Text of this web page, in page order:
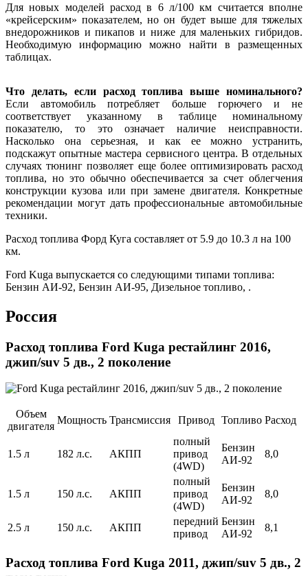
Для новых моделей расход в 6 л/100 км считается вполне
«крейсерским» показателем, но он будет выше для тяжелых
внедорожников и пикапов и ниже для маленьких гибридов.
Необходимую информацию можно найти в размещенных
таблицах.
Что делать, если расход топлива выше номинального?
Если автомобиль потребляет больше горючего и не
соответствует указанному в таблице номинальному
показателю, то это означает наличие неисправности.
Насколько она серьезная, и как ее можно устранить,
подскажут опытные мастера сервисного центра. В отдельных
случаях тюнинг позволяет еще более оптимизировать расход
топлива, но это обычно обеспечивается за счет облегчения
конструкции кузова или при замене двигателя. Конкретные
рекомендации могут дать профессиональные автомобильные
техники.
Расход топлива Форд Куга составляет от 5.9 до 10.3 л на 100
км.
Ford Kuga выпускается со следующими типами топлива:
Бензин АИ-92, Бензин АИ-95, Дизельное топливо, .
Россия
Расход топлива Ford Kuga рестайлинг 2016,
джип/suv 5 дв., 2 поколение
Объем
двигателя
Мощность Трансмиссия Привод Топливо Расход
1.5 л 182 л.с. АКПП
полный
привод
(4WD)
Бензин
АИ-92
8,0
1.5 л 150 л.с. АКПП
полный
привод
(4WD)
Бензин
АИ-92
8,0
2.5 л 150 л.с. АКПП
передний
привод
Бензин
АИ-92
8,1
Расход топлива Ford Kuga 2011, джип/suv 5 дв., 2